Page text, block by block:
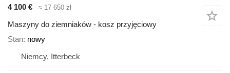
4 100 €
≈ 17 650 zł
Maszyny do ziemniaków - kosz przyjęciowy
Stan nowy
Niemcy, Itterbeck